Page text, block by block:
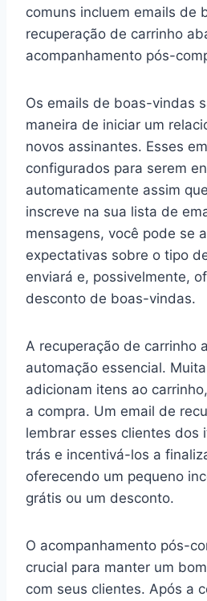
comuns incluem emails de
recuperação de carrinho
acompanhamento pós-
Os emails de boas-vindas
maneira de iniciar um
novos assinantes. Esses
configurados para serem
automaticamente assim
inscreve na sua lista de
mensagens, você pode se
expectativas sobre o tipo
enviará e, possivelmente,
desconto de boas-vindas.
A recuperação de carrinho
automação essencial.
adicionam itens ao
a compra. Um email de
lembrar esses clientes dos
trás e incentivá-los a
oferecendo um pequeno
grátis ou um desconto.
O acompanhamento pós-
crucial para manter um
com seus clientes. Após a